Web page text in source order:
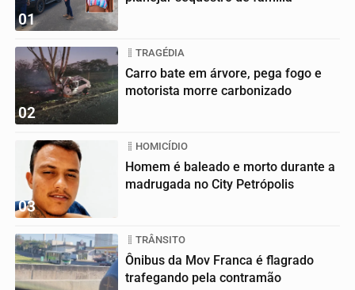
01
02
TRAGÉDIA
Carro bate em árvore, pega fogo e
motorista morre carbonizado
03
HOMICÍDIO
Homem é baleado e morto durante a
madrugada no City Petrópolis
TRÂNSITO
Ônibus da Mov Franca é flagrado
trafegando pela contramão